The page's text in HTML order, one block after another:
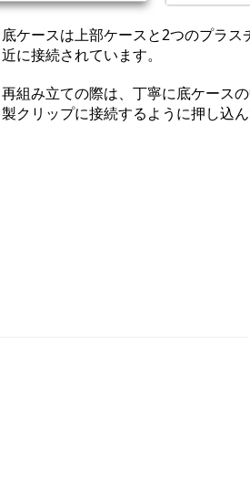
底ケースは上部ケースと2つのプラ
近に接続されています。
再組み立ての際は、丁寧に底ケース
製クリップに接続するように押し込ん